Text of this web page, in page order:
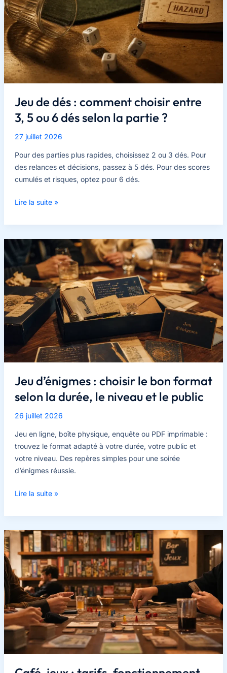
complet
pour
jouer
sans
hésiter
Jeu de dés : comment choisir entre
3, 5 ou 6 dés selon la partie ?
27 juillet 2026
Pour des parties plus rapides, choisissez 2 ou 3 dés. Pour
des relances et décisions, passez à 5 dés. Pour des scores
cumulés et risques, optez pour 6 dés.
Jeu
dés
:
comment
choisir
entre
3,
5
ou
6
selon
?
Lire la suite »
Jeu d’énigmes : choisir le bon format
selon la durée, le niveau et le public
26 juillet 2026
Jeu en ligne, boîte physique, enquête ou PDF imprimable :
trouvez le format adapté à votre durée, votre public et
votre niveau. Des repères simples pour une soirée
d’énigmes réussie.
Jeu
:
choisir
le
bon
format
selon
la
durée,
le
niveau
le
Lire la suite »